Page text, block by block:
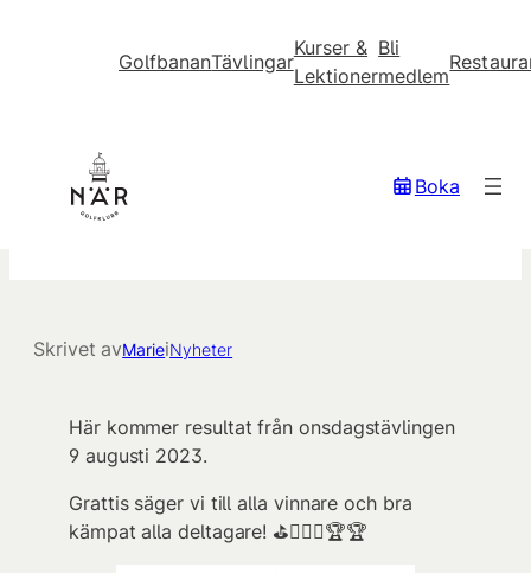
GolfbananTävlingar
Kurser &
Lektioner
Bli
medlem
Boka
Resultat onsdagstävlingen
Skrivet avMarieiNyheter
Här kommer resultat från onsdagstävlingen
9 augusti 2023.
Grattis säger vi till alla vinnare och bra
kämpat alla deltagare! ⛳️🏌🏾‍♂️🏆🏆